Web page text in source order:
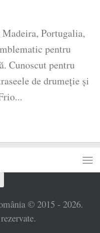
Portugalia,
pentru
Cunoscut pentru
de drumeție și
© 2015 - 2026.